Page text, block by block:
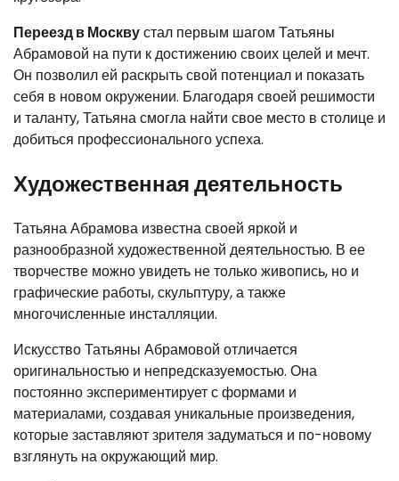
Переезд в Москвустал первым шагом Татьяны
Абрамовой на пути к достижению своих целей и мечт.
Он позволил ей раскрыть свой потенциал и показать
себя в новом окружении. Благодаря своей решимости
и таланту, Татьяна смогла найти свое место в столице и
добиться профессионального успеха.
Художественная деятельность
Татьяна Абрамова известна своей яркой и
разнообразной художественной деятельностью. В ее
творчестве можно увидеть не только живопись, но и
графические работы, скульптуру, а также
многочисленные инсталляции.
Искусство Татьяны Абрамовой отличается
оригинальностью и непредсказуемостью. Она
постоянно экспериментирует с формами и
материалами, создавая уникальные произведения,
которые заставляют зрителя задуматься и по-новому
взглянуть на окружающий мир.